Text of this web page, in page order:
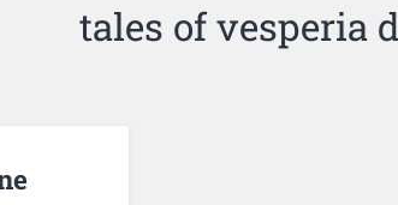
tales of vesperia